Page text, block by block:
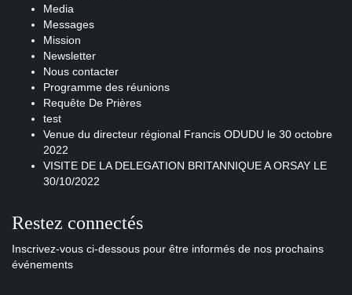
Media
Messages
Mission
Newsletter
Nous contacter
Programme des réunions
Requête De Prières
test
Venue du directeur régional Francis ODUDU le 30 octobre
2022
VISITE DE LA DELEGATION BRITANNIQUE A ORSAY LE
30/10/2022
Restez connectés
Inscrivez-vous ci-dessous pour être informés de nos prochains
événements